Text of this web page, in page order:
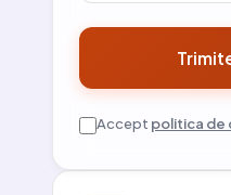
Accept politica de